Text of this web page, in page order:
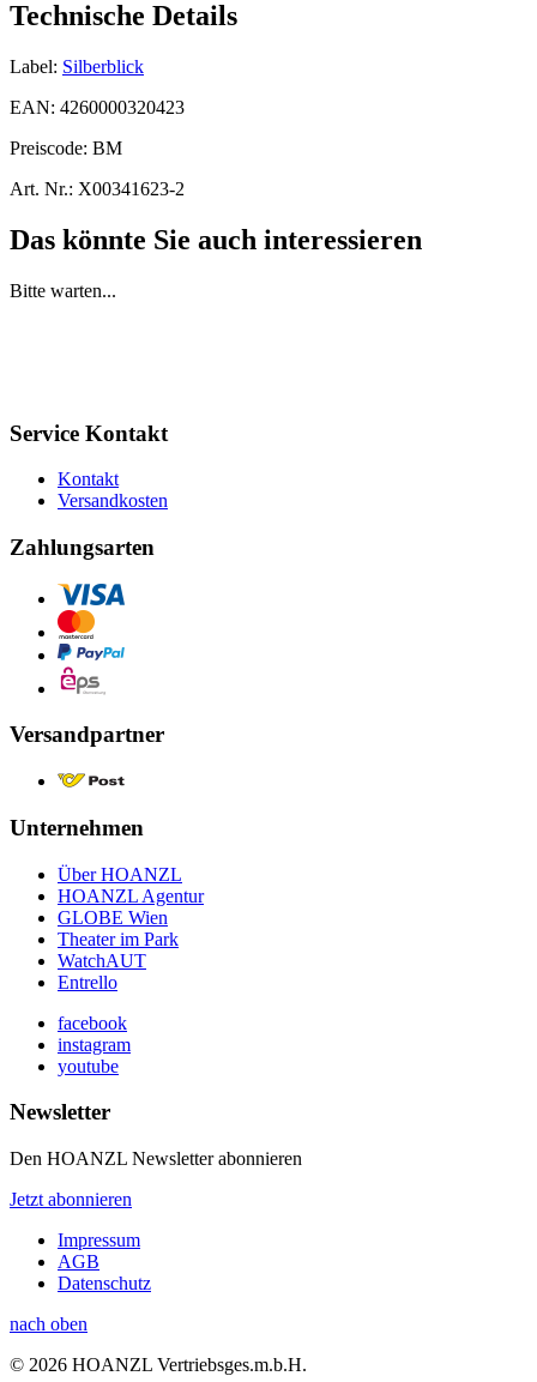
Technische Details
Label: Silberblick
EAN: 4260000320423
Preiscode: BM
Art. Nr.: X00341623-2
Das könnte Sie auch interessieren
Bitte warten...
Service Kontakt
Kontakt
Versandkosten
Zahlungsarten
Versandpartner
Unternehmen
Über HOANZL
HOANZL Agentur
GLOBE Wien
Theater im Park
WatchAUT
Entrello
facebook
instagram
youtube
Newsletter
Den HOANZL Newsletter abonnieren
Jetzt abonnieren
Impressum
AGB
Datenschutz
nach oben
© 2026 HOANZL Vertriebsges.m.b.H.